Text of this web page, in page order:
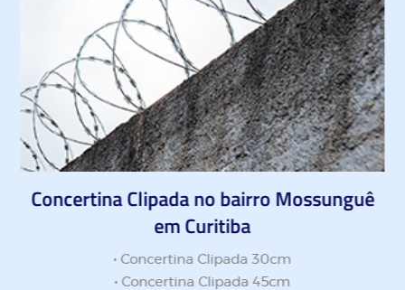
Concertina Clipada no bairro Mossunguê
em Curitiba
• Concertina Clipada 30cm
• Concertina Clipada 45cm